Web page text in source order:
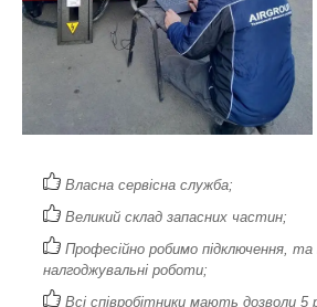
Власна сервісна служба;
Великий склад запасних частин;
Професійно робимо підключення, та
налгоджувальні роботи;
Всі співробітники мають дозволи 5